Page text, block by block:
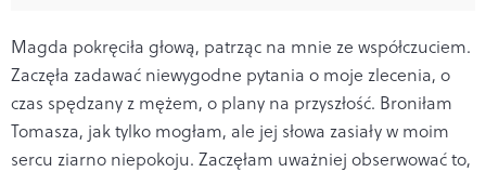
Magda pokręciła głową, patrząc na mnie ze współczuciem.
Zaczęła zadawać niewygodne pytania o moje zlecenia, o
czas spędzany z mężem, o plany na przyszłość. Broniłam
Tomasza, jak tylko mogłam, ale jej słowa zasiały w moim
sercu ziarno niepokoju. Zaczęłam uważniej obserwować to,